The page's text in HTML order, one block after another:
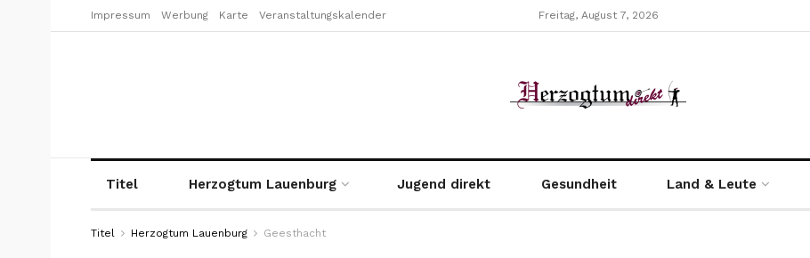
Impressum Werbung Karte Veranstaltungskalender Freitag, August 7, 2026
Titel Herzogtum Lauenburg Jugend direkt Gesundheit Land & Leute
Titel Herzogtum Lauenburg Geesthacht